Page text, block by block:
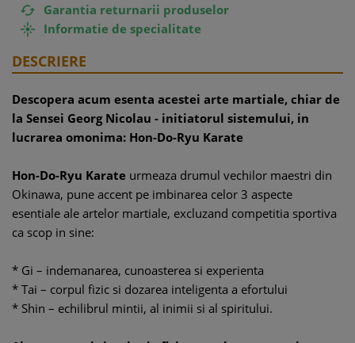
 Garantia returnarii produselor
 Informatie de specialitate
DESCRIERE
Descopera acum esenta acestei arte martiale, chiar de
la Sensei Georg Nicolau - initiatorul sistemului, in
lucrarea omonima: Hon-Do-Ryu Karate
Hon-Do-Ryu Karate urmeaza drumul vechilor maestri din
Okinawa, pune accent pe imbinarea celor 3 aspecte
esentiale ale artelor martiale, excluzand competitia sportiva
ca scop in sine:
* Gi – indemanarea, cunoasterea si experienta
* Tai – corpul fizic si dozarea inteligenta a efortului
* Shin – echilibrul mintii, al inimii si al spiritului.